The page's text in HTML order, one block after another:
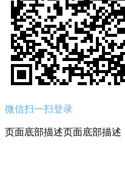
微信扫一扫登录
页面底部描述页面底部描述